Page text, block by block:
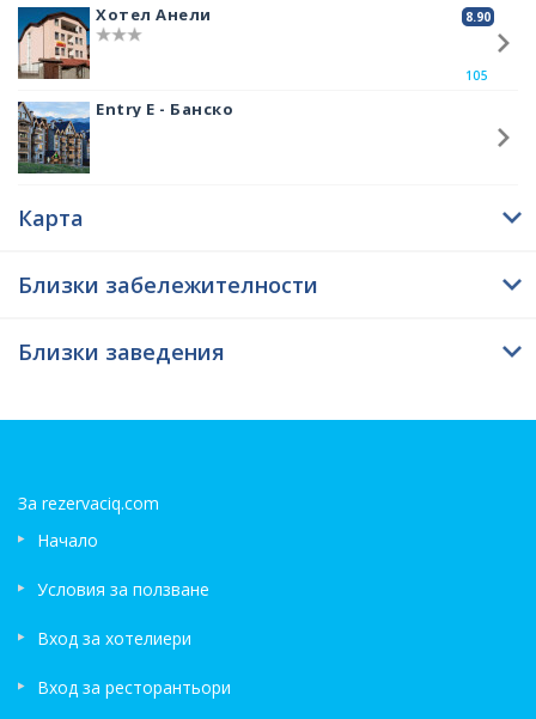
без опит, които след покоряването му има голяма вероятност да се
запалят по планинските преходи и да започнат да планират
следващия връх който да посетят.
8.90
Хотел Анели
105
Entry E - Банско
Карта
Близки забележителности
Близки заведения
За rezervaciq.com
Начало
Условия за ползване
Вход за хотелиери
Вход за ресторантьори